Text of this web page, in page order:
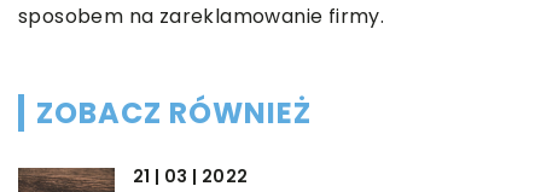
sposobem na zareklamowanie firmy.
ZOBACZ RÓWNIEŻ
21 | 03 | 2022